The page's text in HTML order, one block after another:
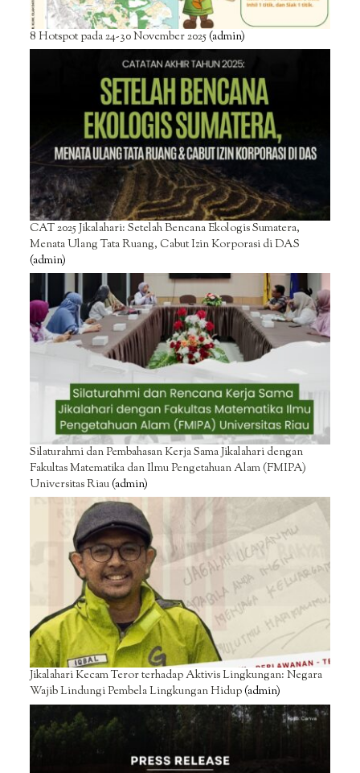
8 Hotspot pada 24-30 November 2025(admin)
CAT 2025 Jikalahari: Setelah Bencana Ekologis Sumatera,
Menata Ulang Tata Ruang, Cabut Izin Korporasi di DAS
(admin)
Silaturahmi dan Pembahasan Kerja Sama Jikalahari dengan
Fakultas Matematika dan Ilmu Pengetahuan Alam (FMIPA)
Universitas Riau(admin)
Jikalahari Kecam Teror terhadap Aktivis Lingkungan: Negara
Wajib Lindungi Pembela Lingkungan Hidup(admin)